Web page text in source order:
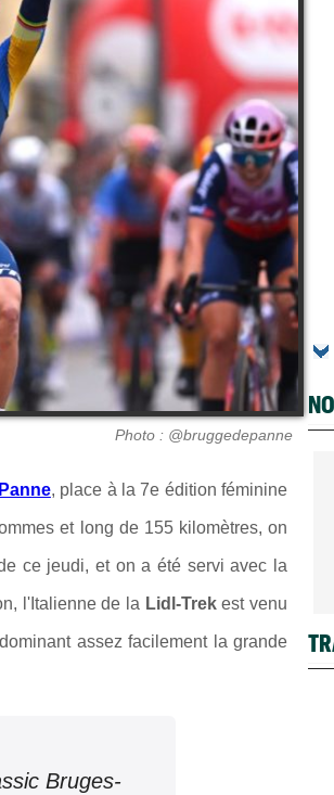
Photo : @bruggedepanne
, place à la 7e édition féminine
et long de 155 kilomètres, on
ce jeudi, et on a été servi avec la
l'Italienne de la Lidl-Trekest venu
assez facilement la grande
Bruges-